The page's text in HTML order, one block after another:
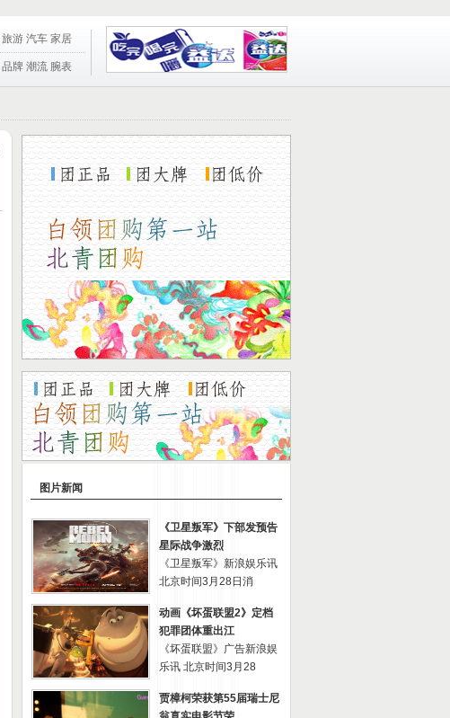
旅游 汽车 家居
品牌 潮流 腕表
图片新闻
《卫星叛军》下部发预告
星际战争激烈
《卫星叛军》新浪娱乐讯
北京时间3月28日消
动画《坏蛋联盟2》定档
犯罪团体重出江
《坏蛋联盟》广告新浪娱
乐讯 北京时间3月28
贾樟柯荣获第55届瑞士尼